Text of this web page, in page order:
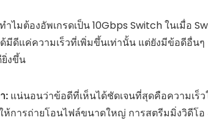
ไมต้องอัพเกรดเป็น 10Gbps Switch ในเมื่อ
มีดีแค่ความเร็วที่เพิ่มขึ้นเท่านั้น แต่ยังมีข้อดีอื่
งขึ้น
: แน่นอนว่าข้อดีที่เห็นได้ชัดเจนที่สุดคือความเร็ว
ห้การถ่ายโอนไฟล์ขนาดใหญ่ การสตรีมมิ่งวิดีโ